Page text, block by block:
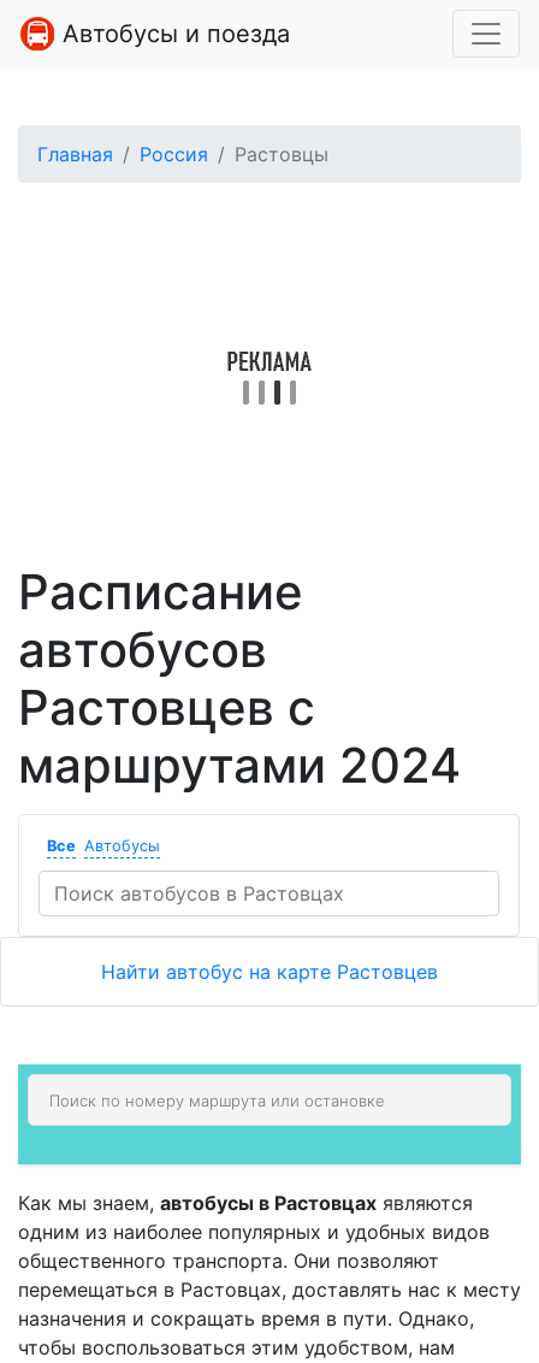
Автобусы и поезда
Главная Россия Растовцы
Расписание
автобусов
Растовцев с
маршрутами 2024
Все Автобусы
Найти автобус на карте Растовцев
Как мы знаем, автобусы в Растовцах являются
одним из наиболее популярных и удобных видов
общественного транспорта. Они позволяют
перемещаться в Растовцах, доставлять нас к месту
назначения и сокращать время в пути. Однако,
чтобы воспользоваться этим удобством, нам